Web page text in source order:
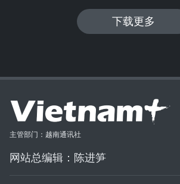
下载更多
主管部门：越南通讯社
网站总编辑：陈进笋